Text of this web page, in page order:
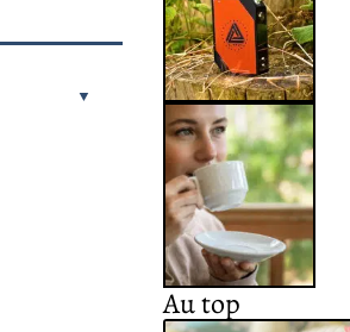
Au top